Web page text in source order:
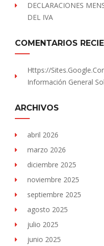
DECLARACIONES
DEL IVA
COMENTARIOS
Https://
Información General
ARCHIVOS
abril 2026
marzo 2026
diciembre 2025
noviembre 2025
septiembre 2025
agosto 2025
julio 2025
junio 2025